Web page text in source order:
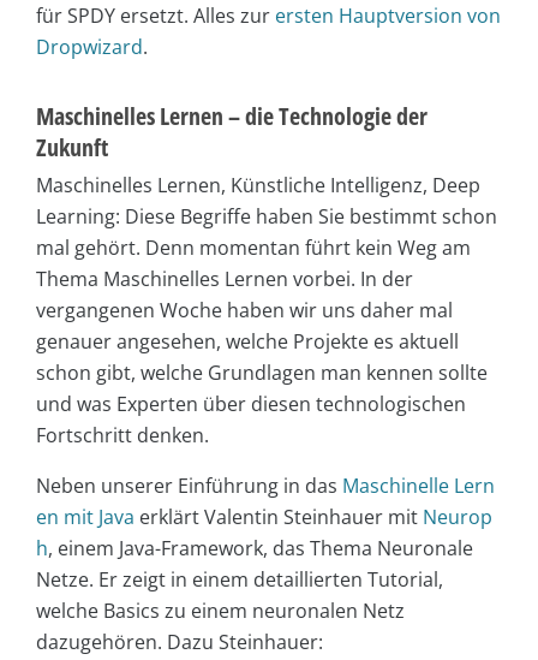
für SPDY ersetzt. Alles zur ersten Hauptversion von
Dropwizard.
Maschinelles Lernen – die Technologie der
Zukunft
Maschinelles Lernen, Künstliche Intelligenz, Deep
Learning: Diese Begriffe haben Sie bestimmt schon
mal gehört. Denn momentan führt kein Weg am
Thema Maschinelles Lernen vorbei. In der
vergangenen Woche haben wir uns daher mal
genauer angesehen, welche Projekte es aktuell
schon gibt, welche Grundlagen man kennen sollte
und was Experten über diesen technologischen
Fortschritt denken.
Neben unserer Einführung in das Maschinelle Lern
en mit Java erklärt Valentin Steinhauer mit Neurop
h, einem Java-Framework, das Thema Neuronale
Netze. Er zeigt in einem detaillierten Tutorial,
welche Basics zu einem neuronalen Netz
dazugehören. Dazu Steinhauer: